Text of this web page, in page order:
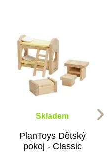
Skladem
PlanToys Dětský
pokoj - Classic